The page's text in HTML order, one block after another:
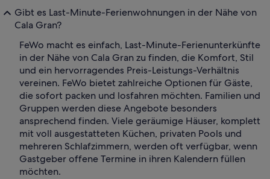
Gibt es Last-Minute-Ferienwohnungen in der Nähe von
Cala Gran?
FeWo macht es einfach, Last-Minute-Ferienunterkünfte
in der Nähe von Cala Gran zu finden, die Komfort, Stil
und ein hervorragendes Preis-Leistungs-Verhältnis
vereinen. FeWo bietet zahlreiche Optionen für Gäste,
die sofort packen und losfahren möchten. Familien und
Gruppen werden diese Angebote besonders
ansprechend finden. Viele geräumige Häuser, komplett
mit voll ausgestatteten Küchen, privaten Pools und
mehreren Schlafzimmern, werden oft verfügbar, wenn
Gastgeber offene Termine in ihren Kalendern füllen
möchten.